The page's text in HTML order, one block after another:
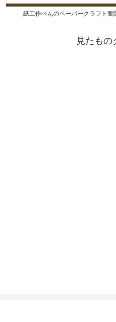
紙工作ぺんのペーパークラフト
見たもの